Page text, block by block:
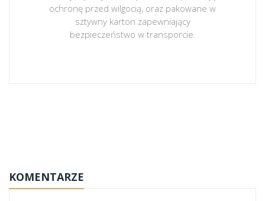
ochronę przed wilgocią, oraz pakowane w
sztywny karton zapewniający
bezpieczeństwo w transporcie.
KOMENTARZE